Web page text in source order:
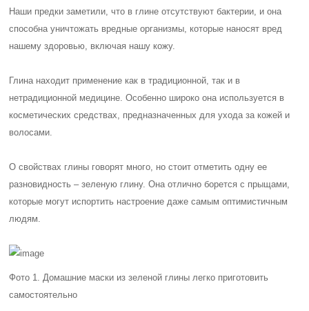
Наши предки заметили, что в глине отсутствуют бактерии, и она
способна уничтожать вредные организмы, которые наносят вред
нашему здоровью, включая нашу кожу.
Глина находит применение как в традиционной, так и в
нетрадиционной медицине. Особенно широко она используется в
косметических средствах, предназначенных для ухода за кожей и
волосами.
О свойствах глины говорят много, но стоит отметить одну ее
разновидность – зеленую глину. Она отлично борется с прыщами,
которые могут испортить настроение даже самым оптимистичным
людям.
Фото 1. Домашние маски из зеленой глины легко приготовить
самостоятельно